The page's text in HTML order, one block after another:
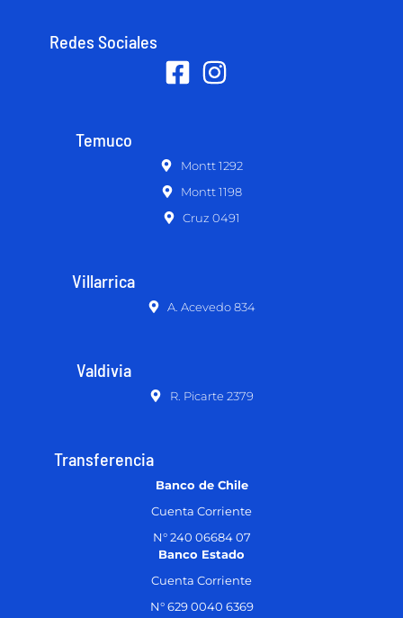
Redes Sociales
Temuco
Montt 1292
Montt 1198
Cruz 0491
Villarrica
A. Acevedo 834
Valdivia
R. Picarte 2379
Transferencia
Banco de Chile
Cuenta Corriente
N° 240 06684 07
Banco Estado
Cuenta Corriente
N° 629 0040 6369